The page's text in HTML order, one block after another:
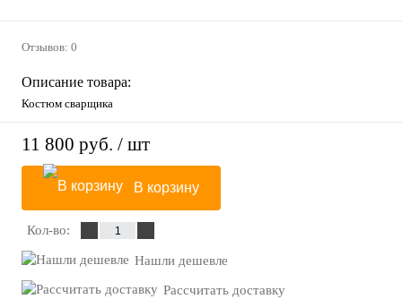
Отзывов: 0
Описание товара:
Костюм сварщика
11 800 руб. / шт
В корзину
Кол-во:
Нашли дешевле
Рассчитать доставку